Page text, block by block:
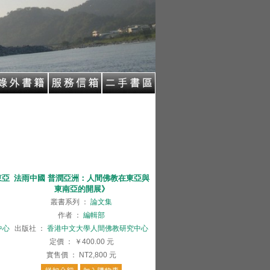
亞
心
法雨中國 普潤亞洲：人間佛教在東亞與
東南亞的開展》
叢書系列 ： 論文集
作者 ： 編輯部
出版社
： 香港中文大學人間佛教研究中心
定價
： ￥400.00 元
實售價 ： NT2,800 元